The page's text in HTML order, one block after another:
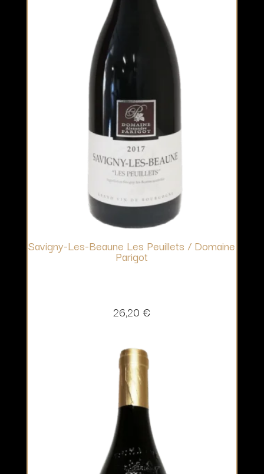
Savigny-Les-Beaune Les Peuillets / Domaine
Parigot
26,20 €